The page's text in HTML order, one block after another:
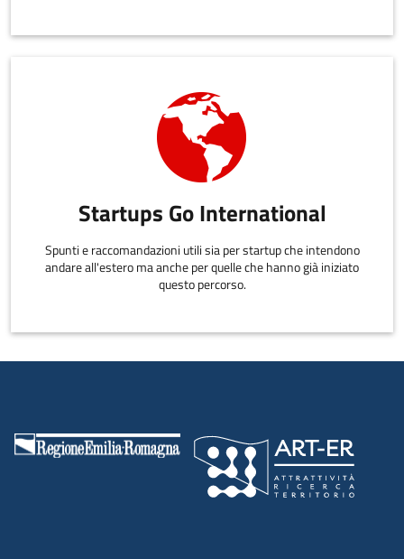
Startups Go International
Spunti e raccomandazioni utili sia per startup che intendono
andare all'estero ma anche per quelle che hanno già iniziato
questo percorso.